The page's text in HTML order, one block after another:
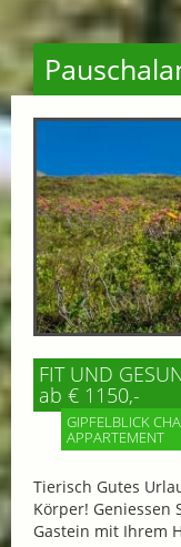
FIT UND
ab € 1150,-
GIPFELBLICK
APPARTEMENT
Tierisch Gutes
Körper! Geniessen
Gastein mit Ihrem